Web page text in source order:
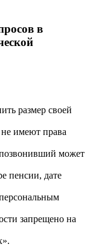
в
размер своей
имеют права
может
пенсии, дате
запрещено на